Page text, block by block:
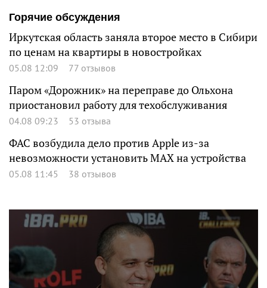
Горячие обсуждения
Иркутская область заняла второе место в Сибири
по ценам на квартиры в новостройках
05.08 12:09 77 отзывов
Паром «Дорожник» на переправе до Ольхона
приостановил работу для техобслуживания
04.08 09:23 53 отзыва
ФАС возбудила дело против Apple из-за
невозможности установить MAX на устройства
05.08 11:45 38 отзывов